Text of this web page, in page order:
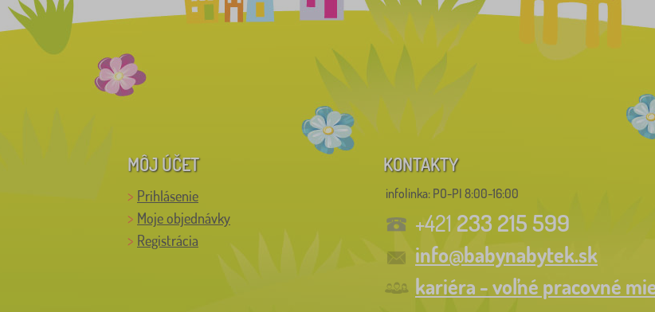
MÔJ ÚČET
Prihlásenie
Moje objednávky
Registrácia
KONTAKTY
infolinka: PO-PI 8:00-16:00
+421 233 215 599
info@babynabytek.sk
kariéra - voľné pracovné